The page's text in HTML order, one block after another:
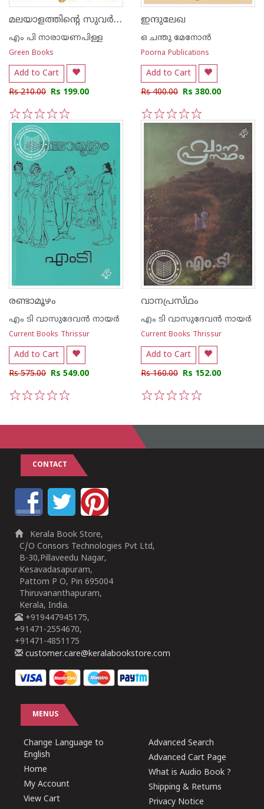
മലയാളത്തിന്റെ സുവര്‍ണ്ണ കഥകള്‍ എം പി നാരായണ പിള്ള
എം പി നാരായണപിള്ള
Green Books
Add to Cart
Rs 210.00 Rs 199.00
5
4
3
2
1
ഇന്ദുലേഖ
ഒ ചന്തു മേനോന്‍
Poorna Publications
Add to Cart
Rs 400.00 Rs 380.00
5
4
3
2
1
രണ്ടാമൂഴം
എം ടി വാസുദേവന്‍ നായര്‍
Current Books Thrissur
Add to Cart
Rs 575.00 Rs 549.00
വാനപ്രസ്‌ഥം
എം ടി വാസുദേവന്‍ നായര്‍
Current Books Thrissur
Add to Cart
Rs 160.00 Rs 152.00
CONTACT
Kerala Book Store,
C/O Consors Technologies Pvt Ltd,
B-30,Pillaveedu Nagar,
Kesavadasapuram,
Pattom P O, Pin 695004
Thiruvananthapuram,
Kerala, India.
+919447945175,
+91471-2554670,
+91471-4851175
customer.care@keralabookstore.com
MENUS
Change Language to
English
Home
My Account
View Cart
Advanced Search
Advanced Cart Page
What is Audio Book ?
Shipping & Returns
Privacy Notice